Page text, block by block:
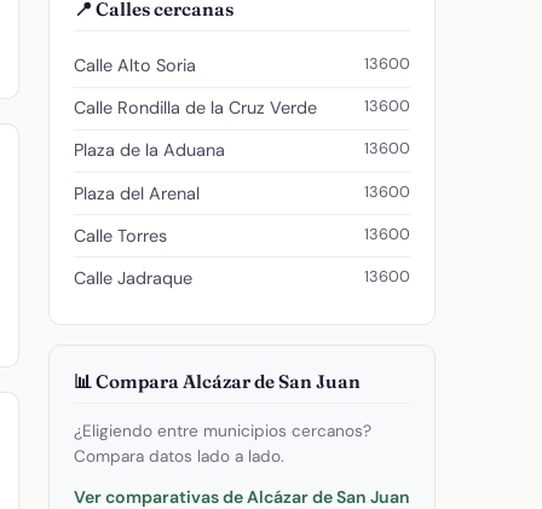
📍 Calles cercanas
Calle Alto Soria 13600
Calle Rondilla de la Cruz Verde 13600
Plaza de la Aduana 13600
Plaza del Arenal 13600
Calle Torres 13600
Calle Jadraque 13600
📊 Compara Alcázar de San Juan
¿Eligiendo entre municipios cercanos?
Compara datos lado a lado.
Ver comparativas de Alcázar de San Juan